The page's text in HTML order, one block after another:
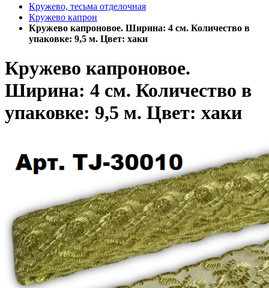
Кружево, тесьма отделочная
Кружево капрон
Кружево капроновое. Ширина: 4 см. Количество в
упаковке: 9,5 м. Цвет: хаки
Кружево капроновое.
Ширина: 4 см. Количество в
упаковке: 9,5 м. Цвет: хаки